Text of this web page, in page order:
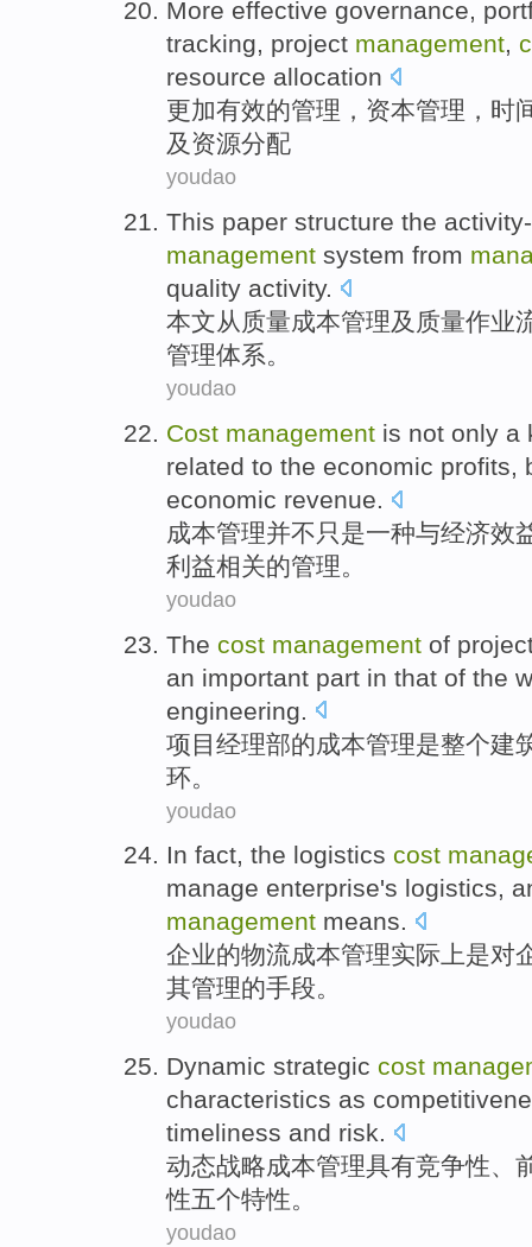
More effective governance,
tracking, project management,
resource allocation
更加有效的管理 ， 资本管理 ， 时
及 资源分配
youdao
This paper structure the
management system from
quality activity.
本文从 质量成本管理及 质量作业
管理体系。
youdao
Cost management is not only a
related to the economic profits,
economic revenue.
成本管理并不只是一种与经济效
利益相关的管理。
youdao
The cost management of
an important part in that of the
engineering.
项目经理部的成本管理是整个建
环。
youdao
In fact, the logistics cost
manage enterprise's logistics,
management means.
企业的物流成本管理实际上是对
其管理的手段。
youdao
Dynamic strategic cost
characteristics as
timeliness and risk.
动态战略成本管理具有竞争性、
性五个特性。
youdao